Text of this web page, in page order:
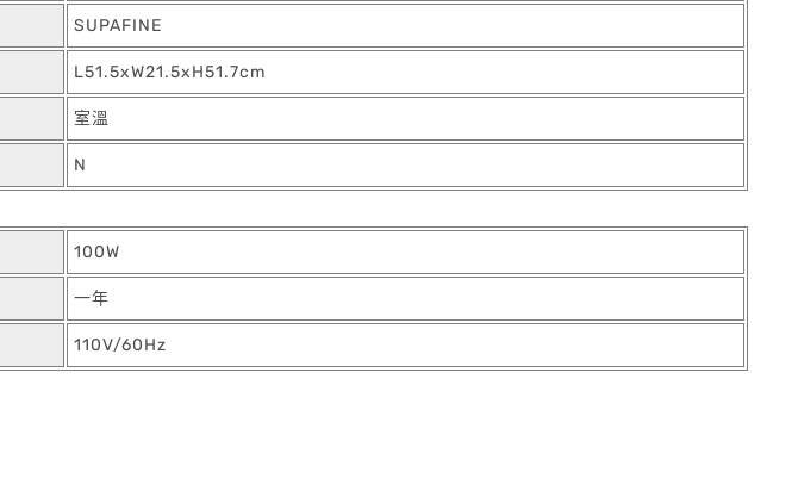
SUPAFINE
L51.5xW21.5xH51.7cm
室溫
N
100W
一年
110V/60Hz